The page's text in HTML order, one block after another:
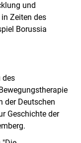
und
Zeiten des
Borussia
des
der Deutschen
Geschichte der